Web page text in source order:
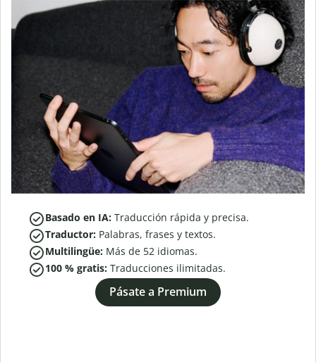
Basado en IA: Traducción rápida y precisa.
Traductor: Palabras, frases y textos.
Multilingüe: Más de 52 idiomas.
100 % gratis: Traducciones ilimitadas.
Pásate a Premium